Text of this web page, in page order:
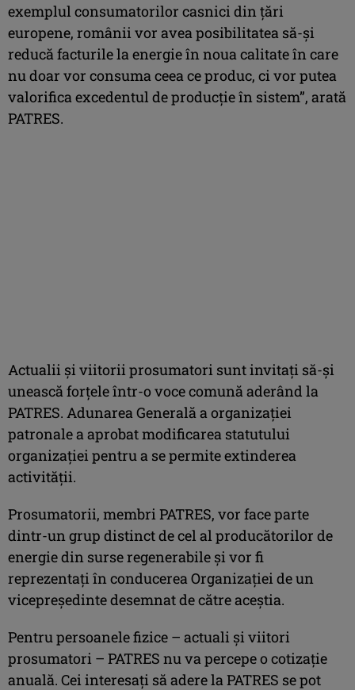
exemplul consumatorilor casnici din țări
europene, românii vor avea posibilitatea să-și
reducă facturile la energie în noua calitate în care
nu doar vor consuma ceea ce produc, ci vor putea
valorifica excedentul de producţie în sistem”, arată
PATRES.
Actualii și viitorii prosumatori sunt invitați să-și
unească forțele într-o voce comună aderând la
PATRES. Adunarea Generală a organizației
patronale a aprobat modificarea statutului
organizației pentru a se permite extinderea
activității.
Prosumatorii, membri PATRES, vor face parte
dintr-un grup distinct de cel al producătorilor de
energie din surse regenerabile și vor fi
reprezentați în conducerea Organizației de un
vicepreședinte desemnat de către aceștia.
Pentru persoanele fizice – actuali și viitori
prosumatori – PATRES nu va percepe o cotizație
anuală. Cei interesați să adere la PATRES se pot